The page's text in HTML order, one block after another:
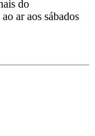
do
ar aos sábados